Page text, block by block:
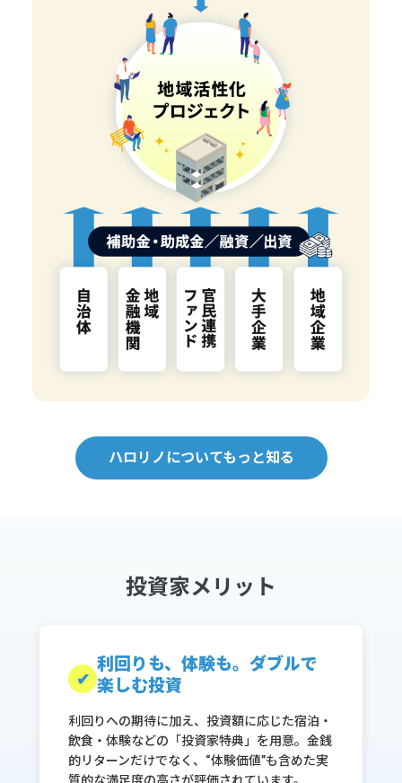
ハロリノについてもっと知る
投資家メリット
✔
利回りも、体験も。 ダブルで
楽しむ投資
利回りへの期待に加え、投資額に応じた宿泊・
飲食・体験などの「投資家特典」を用意。金銭
的リターンだけでなく、“体験価値”も含めた実